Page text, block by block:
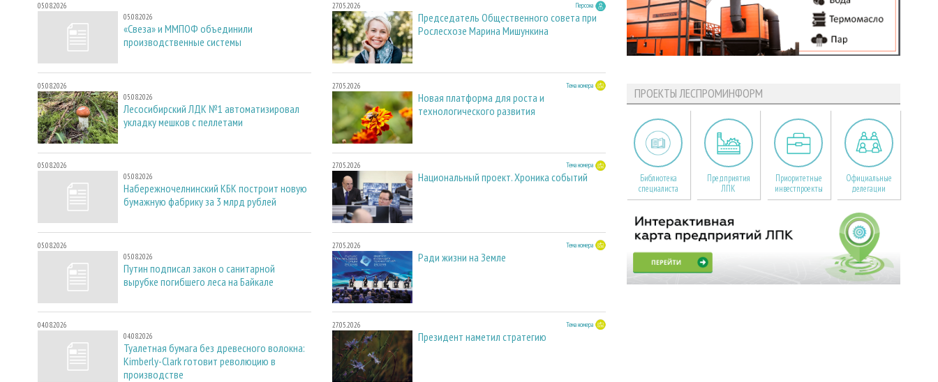
05.08.2026
05.08.2026
«Свеза» и ММПОФ объединили
производственные системы
05.08.2026
05.08.2026
Лесосибирский ЛДК №1 автоматизировал
укладку мешков с пеллетами
05.08.2026
05.08.2026
Набережночелнинский КБК построит новую
бумажную фабрику за 3 млрд рублей
05.08.2026
05.08.2026
Путин подписал закон о санитарной
вырубке погибшего леса на Байкале
04.08.2026
04.08.2026
Туалетная бумага без древесного волокна:
Kimberly-Clark готовит революцию в
производстве
27.05.2026 Персона
Председатель Общественного совета при
Рослесхозе Марина Мишункина
27.05.2026 Тема номера
Новая платформа для роста и
технологического развития
27.05.2026 Тема номера
Национальный проект. Хроника событий
27.05.2026 Тема номера
Ради жизни на Земле
27.05.2026 Тема номера
Президент наметил стратегию
ПРОЕКТЫ ЛЕСПРОМИНФОРМ
Библиотека
специалиста
Предприятия
ЛПК
Приоритетные
инвестпроекты
Официальные
делегации